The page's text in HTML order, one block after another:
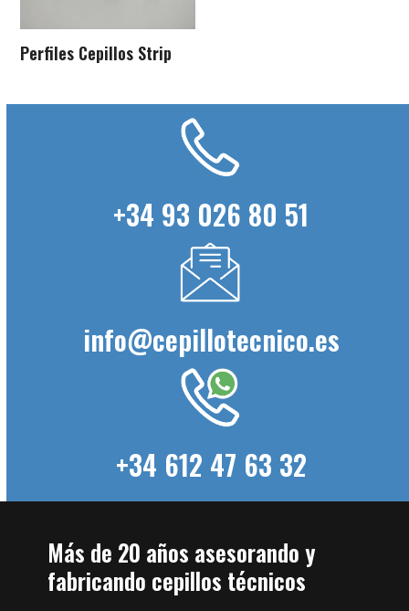
Perfiles Cepillos Strip
+34 93 026 80 51
info@cepillotecnico.es
+34 612 47 63 32
Más de 20 años asesorando y
fabricando cepillos técnicos